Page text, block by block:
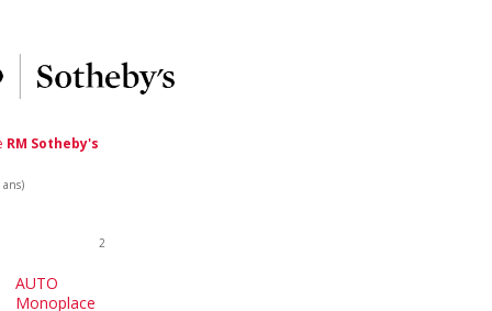
RM Sotheby's
2
AUTO
Monoplace